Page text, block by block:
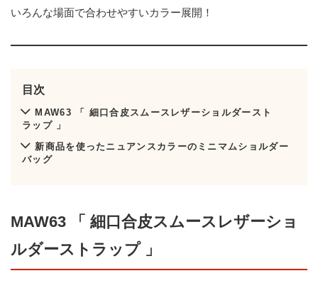
いろんな場面で合わせやすいカラー展開！
目次
MAW63 「 細口合皮スムースレザーショルダースト
ラップ 」
新商品を使ったニュアンスカラーのミニマムショルダー
バッグ
MAW63 「 細口合皮スムースレザーショ
ルダーストラップ 」